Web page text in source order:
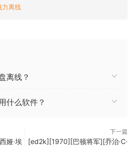
力离线
离线？
什么软件？
娅·埃
下一篇
[ed2k][1970][巴顿将军][乔治·C·